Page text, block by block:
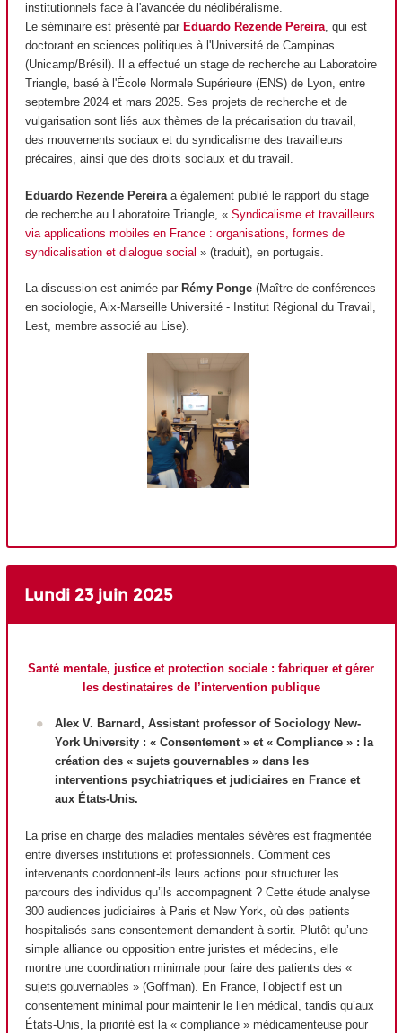
institutionnels face à l'avancée du néolibéralisme.
Le séminaire est présenté par Eduardo Rezende Pereira, qui est
doctorant en sciences politiques à l'Université de Campinas
(Unicamp/Brésil). Il a effectué un stage de recherche au Laboratoire
Triangle, basé à l'École Normale Supérieure (ENS) de Lyon, entre
septembre 2024 et mars 2025. Ses projets de recherche et de
vulgarisation sont liés aux thèmes de la précarisation du travail,
des mouvements sociaux et du syndicalisme des travailleurs
précaires, ainsi que des droits sociaux et du travail.
Eduardo Rezende Pereira a également publié le rapport du stage
de recherche au Laboratoire Triangle, « Syndicalisme et travailleurs
via applications mobiles en France : organisations, formes de
syndicalisation et dialogue social » (traduit), en portugais.
La discussion est animée par Rémy Ponge (Maître de conférences
en sociologie, Aix-Marseille Université - Institut Régional du Travail,
Lest, membre associé au Lise).
Lundi 23 juin 2025
Santé mentale, justice et protection sociale : fabriquer et gérer
les destinataires de l’intervention publique
Alex V. Barnard, Assistant professor of Sociology New-
York University : « Consentement » et « Compliance » : la
création des « sujets gouvernables » dans les
interventions psychiatriques et judiciaires en France et
aux États-Unis.
La prise en charge des maladies mentales sévères est fragmentée
entre diverses institutions et professionnels. Comment ces
intervenants coordonnent-ils leurs actions pour structurer les
parcours des individus qu’ils accompagnent ? Cette étude analyse
300 audiences judiciaires à Paris et New York, où des patients
hospitalisés sans consentement demandent à sortir. Plutôt qu’une
simple alliance ou opposition entre juristes et médecins, elle
montre une coordination minimale pour faire des patients des «
sujets gouvernables » (Goffman). En France, l’objectif est un
consentement minimal pour maintenir le lien médical, tandis qu’aux
États-Unis, la priorité est la « compliance » médicamenteuse pour